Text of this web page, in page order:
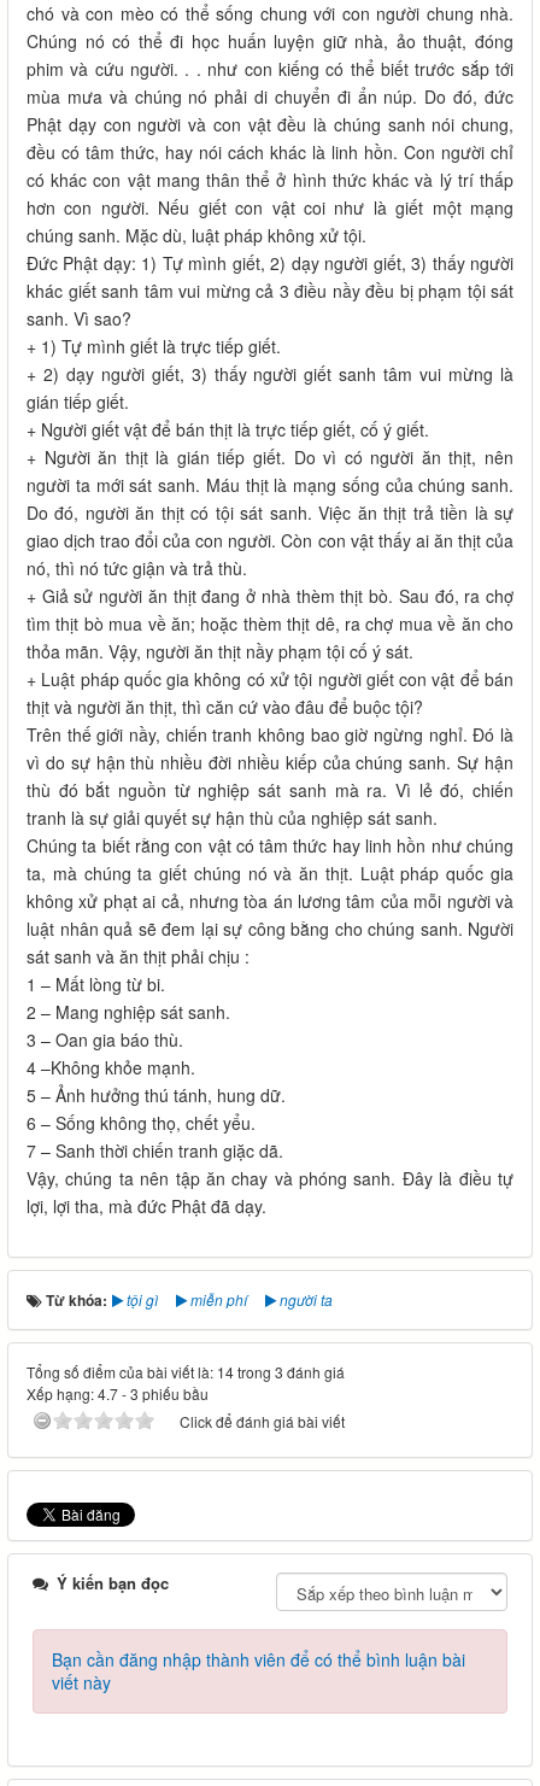
chó và con mèo có thể sống chung với con người chung nhà.
Chúng nó có thể đi học huấn luyện giữ nhà, ảo thuật, đóng
phim và cứu người. . . như con kiếng có thể biết trước sắp tới
mùa mưa và chúng nó phải di chuyển đi ẩn núp. Do đó, đức
Phật dạy con người và con vật đều là chúng sanh nói chung,
đều có tâm thức, hay nói cách khác là linh hồn. Con người chỉ
có khác con vật mang thân thể ở hình thức khác và lý trí thấp
hơn con người. Nếu giết con vật coi như là giết một mạng
chúng sanh. Mặc dù, luật pháp không xử tội.
Đức Phật dạy: 1) Tự mình giết, 2) dạy người giết, 3) thấy người
khác giết sanh tâm vui mừng cả 3 điều nầy đều bị phạm tội sát
sanh. Vì sao?
+ 1) Tự mình giết là trực tiếp giết.
+ 2) dạy người giết, 3) thấy người giết sanh tâm vui mừng là
gián tiếp giết.
+ Người giết vật để bán thịt là trực tiếp giết, cố ý giết.
+ Người ăn thịt là gián tiếp giết. Do vì có người ăn thịt, nên
người ta mới sát sanh. Máu thịt là mạng sống của chúng sanh.
Do đó, người ăn thịt có tội sát sanh. Việc ăn thịt trả tiền là sự
giao dịch trao đổi của con người. Còn con vật thấy ai ăn thịt của
nó, thì nó tức giận và trả thù.
+ Giả sử người ăn thịt đang ở nhà thèm thịt bò. Sau đó, ra chợ
tìm thịt bò mua về ăn; hoặc thèm thịt dê, ra chợ mua về ăn cho
thỏa mãn. Vậy, người ăn thịt nầy phạm tội cố ý sát.
+ Luật pháp quốc gia không có xử tội người giết con vật để bán
thịt và người ăn thịt, thì căn cứ vào đâu để buộc tội?
Trên thế giới nầy, chiến tranh không bao giờ ngừng nghỉ. Đó là
vì do sự hận thù nhiều đời nhiều kiếp của chúng sanh. Sự hận
thù đó bắt nguồn từ nghiệp sát sanh mà ra. Vì lẻ đó, chiến
tranh là sự giải quyết sự hận thù của nghiệp sát sanh.
Chúng ta biết rằng con vật có tâm thức hay linh hồn như chúng
ta, mà chúng ta giết chúng nó và ăn thịt. Luật pháp quốc gia
không xử phạt ai cả, nhưng tòa án lương tâm của mỗi người và
luật nhân quả sẽ đem lại sự công bằng cho chúng sanh. Người
sát sanh và ăn thịt phải chịu :
1 – Mất lòng từ bi.
2 – Mang nghiệp sát sanh.
3 – Oan gia báo thù.
4 –Không khỏe mạnh.
5 – Ảnh hưởng thú tánh, hung dữ.
6 – Sống không thọ, chết yểu.
7 – Sanh thời chiến tranh giặc dã.
Vậy, chúng ta nên tập ăn chay và phóng sanh. Đây là điều tự
lợi, lợi tha, mà đức Phật đã dạy.
Từ khóa: tội gì miễn phí người ta
Tổng số điểm của bài viết là: 14 trong 3 đánh giá
Xếp hạng:4.7-3 phiếu bầu
Click để đánh giá bài viết
Ý kiến bạn đọc
Bạn cần đăng nhập thành viên để có thể bình luận bài
viết này